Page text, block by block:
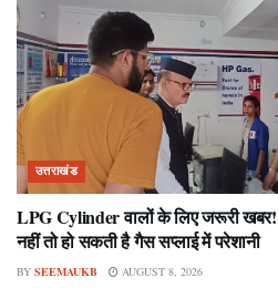
उत्तराखंड
LPG Cylinder वालों के लिए जरूरी
नहीं तो हो सकती है गैस सप्लाई में परेशानी
BY SEEMAUKB AUGUST 8, 2026